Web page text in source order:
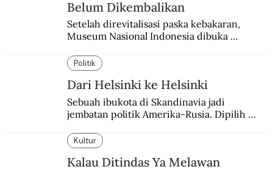
Belum Dikembalikan
Setelah direvitalisasi paska kebakaran,
Museum Nasional Indonesia dibuka
Pameran Repatriasi 2024.
Politik
Dari Helsinki ke Helsinki
Sebuah ibukota di Skandinavia jadi
jembatan politik Amerika-Rusia. Dipilih
Kultur
Kalau Ditindas Ya Melawan